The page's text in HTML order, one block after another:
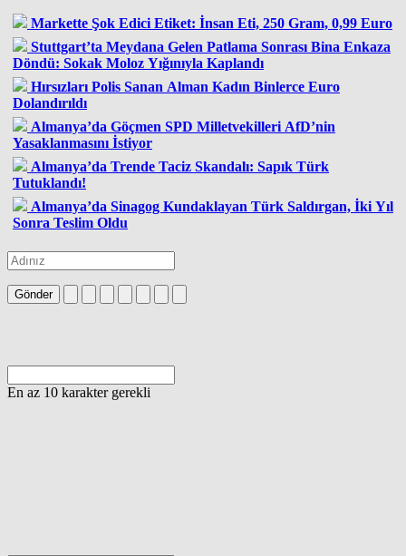
Markette Şok Edici Etiket: İnsan Eti, 250 Gram, 0,99 Euro
Stuttgart’ta Meydana Gelen Patlama Sonrası Bina Enkaza
Döndü: Sokak Moloz Yığınıyla Kaplandı
Hırsızları Polis Sanan Alman Kadın Binlerce Euro
Dolandırıldı
Almanya’da Göçmen SPD Milletvekilleri AfD’nin
Yasaklanmasını İstiyor
Almanya’da Trende Taciz Skandalı: Sapık Türk
Tutuklandı!
Almanya’da Sinagog Kundaklayan Türk Saldırgan, İki Yıl
Sonra Teslim Oldu
Gönder
En az 10 karakter gerekli